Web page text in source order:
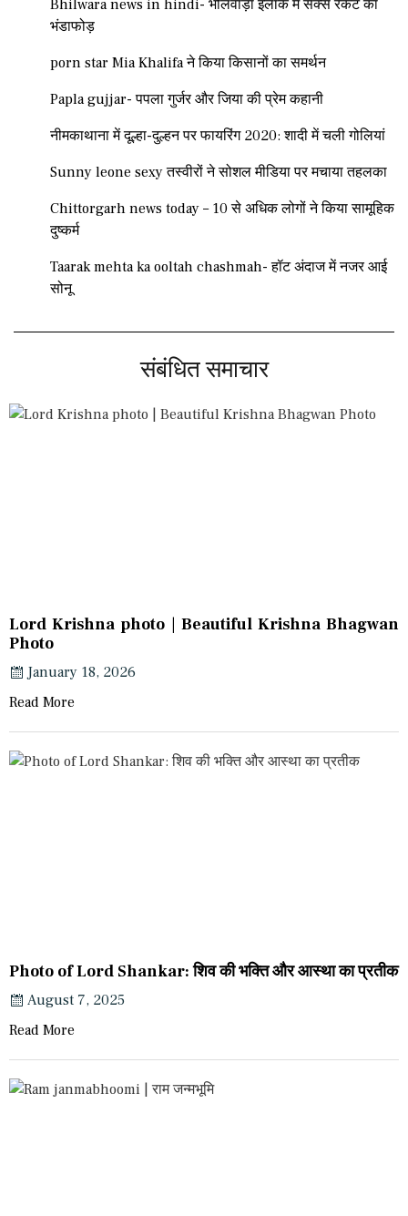
Bhilwara news in hindi- भीलवाड़ा इलाके में सेक्स रैकेट का
भंडाफोड़
porn star Mia Khalifa ने किया किसानों का समर्थन
Papla gujjar- पपला गुर्जर और जिया की प्रेम कहानी
नीमकाथाना में दूल्हा-दुल्हन पर फायरिंग 2020: शादी में चली गोलियां
Sunny leone sexy तस्वीरों ने सोशल मीडिया पर मचाया तहलका
Chittorgarh news today – 10 से अधिक लोगों ने किया सामूहिक
दुष्कर्म
Taarak mehta ka ooltah chashmah- हॉट अंदाज में नजर आई
सोनू
संबंधित समाचार
Lord Krishna photo | Beautiful Krishna Bhagwan
Photo
January 18, 2026
Read More
Photo of Lord Shankar: शिव की भक्ति और आस्था का प्रतीक
August 7, 2025
Read More